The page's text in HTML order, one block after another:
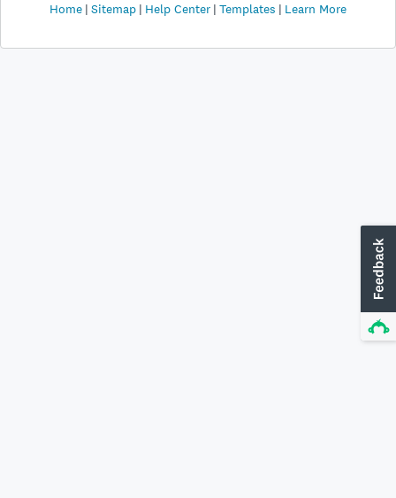
Home Sitemap Help Center Templates Learn More